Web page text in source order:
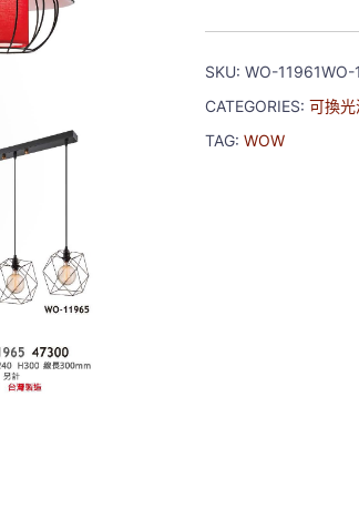
SKU: WO-
CATEGORIES: 可換光
TAG: WOW